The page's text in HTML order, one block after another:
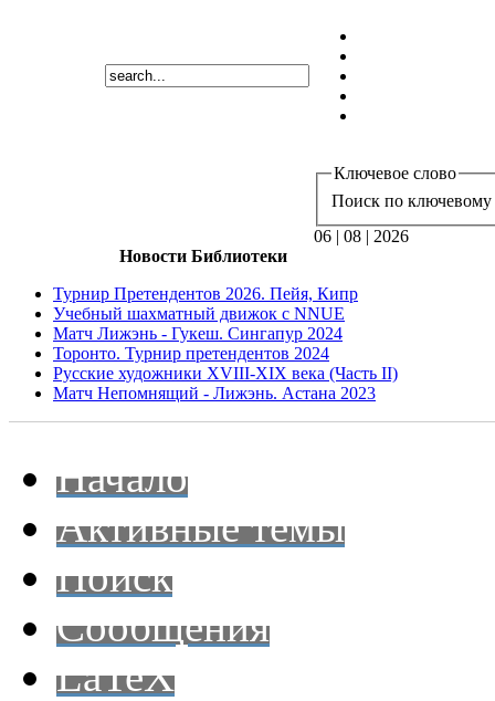
Ключевое слово
Поиск по ключевому
06 | 08 | 2026
Новости Библиотеки
Турнир Претендентов 2026. Пейя, Кипр
Учебный шахматный движок с NNUE
Матч Лижэнь - Гукеш. Сингапур 2024
Торонто. Турнир претендентов 2024
Русские художники XVIII-XIX века (Часть II)
Матч Непомнящий - Лижэнь. Астана 2023
Начало
Активные темы
Поиск
Сообщения
LaTeX